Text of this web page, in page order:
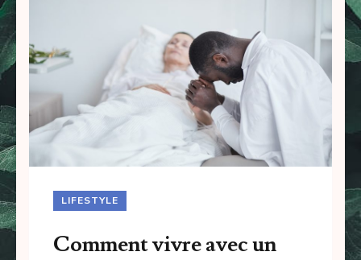
LIFESTYLE
Comment vivre avec un